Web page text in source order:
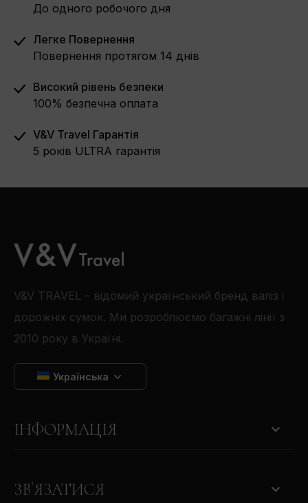
До одного робочого дня
Легке Повернення
Повернення протягом 14 днів
Високий рівень безпеки
100% безпечна оплата
V&V Travel Гарантія
5 років ULTRA гарантія
V&V TRAVEL – відомий український бренд валіз і
дорожніх сумок. Ми розроблюємо багажні лінії з
2010 року в Україні.
Українська
ІНФОРМАЦІЯ 
ЗВ'ЯЗАТИСЯ keyboard_arrow_down